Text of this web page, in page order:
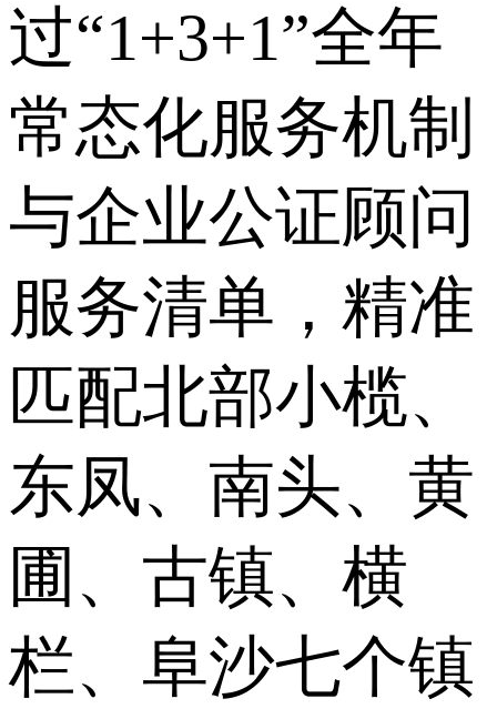
过“1+3+1”全年
常态化服务机制
与企业公证顾问
服务清单，精准
匹配北部小榄、
东凤、南头、黄
圃、古镇、横
栏、阜沙七个镇